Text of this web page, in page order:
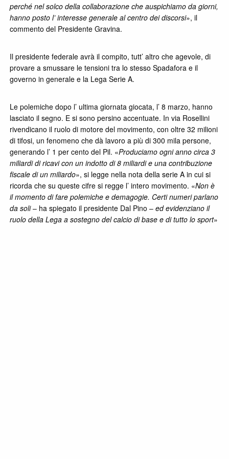
perché nel solco della collaborazione che auspichiamo da giorni,
hanno posto l’ interesse generale al centro dei discorsi», il
commento del Presidente Gravina.
Il presidente federale avrà il compito, tutt’ altro che agevole, di
provare a smussare le tensioni tra lo stesso Spadafora e il
governo in generale e la Lega Serie A.
Le polemiche dopo l’ ultima giornata giocata, l’ 8 marzo, hanno
lasciato il segno. E si sono persino accentuate. In via Rosellini
rivendicano il ruolo di motore del movimento, con oltre 32 milioni
di tifosi, un fenomeno che dà lavoro a più di 300 mila persone,
generando l’ 1 per cento del Pil. «Produciamo ogni anno circa 3
miliardi di ricavi con un indotto di 8 miliardi e una contribuzione
fiscale di un miliardo», si legge nella nota della serie A in cui si
ricorda che su queste cifre si regge l’ intero movimento. «Non è
il momento di fare polemiche e demagogie. Certi numeri parlano
da soli– ha spiegato il presidente Dal Pino – ed evidenziano il
ruolo della Lega a sostegno del calcio di base e di tutto lo sport»